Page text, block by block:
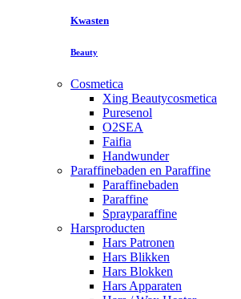
Kwasten
Beauty
Cosmetica
Xing Beautycosmetica
Puresenol
O2SEA
Faifia
Handwunder
Paraffinebaden en Paraffine
Paraffinebaden
Paraffine
Sprayparaffine
Harsproducten
Hars Patronen
Hars Blikken
Hars Blokken
Hars Apparaten